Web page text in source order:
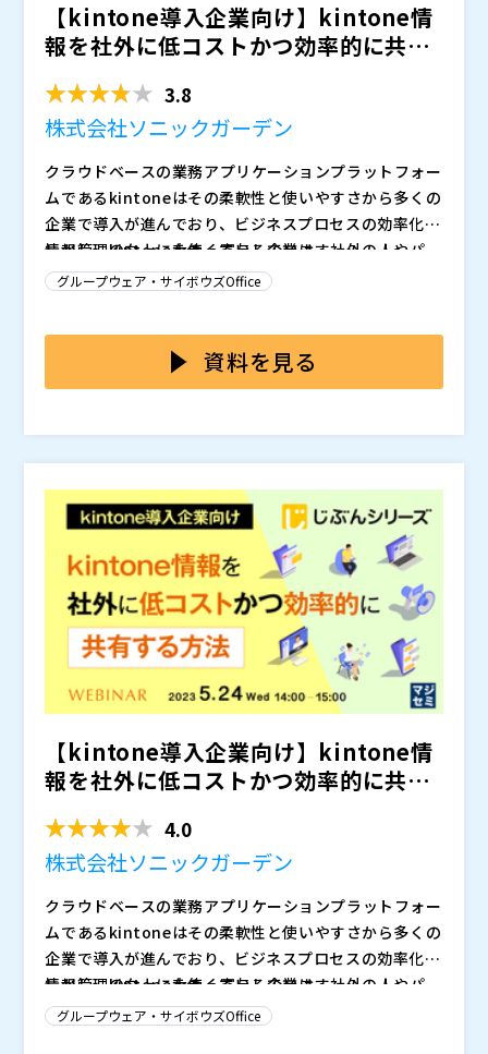
【kintone導入企業向け】kintone情
報を社外に低コストかつ効率的に共有
3.8
株式会社ソニックガーデン
クラウドベースの業務アプリケーションプラットフォー
ムであるkintoneはその柔軟性と使いやすさから多くの
企業で導入が進んでおり、ビジネスプロセスの効率化や
情報管理の向上に大きく寄与しています。
しかし、kintoneを使っている企業は、社外の人やパー
トナーとの情報共有に一定の課題を感じていることも少
ティ上の問題や権限管理の観点から全ての情報を社外に
開示するわけにはいきません。 限定的な情報共有を効
ートナーに限定的なアクセス権限を与えることができま
すが、そのコストは1アカウントにつき1200円と高額で
発行数が増えることでコストが大幅に増大してしまいま
す。
に低コストかつ効率的に共有する方法を解説します。
セキュリティや権限管理をしっかりと維持しながら、ki
ntone内の情報を選択的に共有できるソリューションを
ご紹介予定です。 kintone内の情報を円滑に社外と共
有したいとお考えの方はぜひご参加ください。
株式会社ソニックガーデン（）
株式会社オープンソース活用研究所（） マジセミ株式
グループウェア・サイボウズOffice
資料を見る
【kintone導入企業向け】kintone情
報を社外に低コストかつ効率的に共有
4.0
株式会社ソニックガーデン
クラウドベースの業務アプリケーションプラットフォー
ムであるkintoneはその柔軟性と使いやすさから多くの
企業で導入が進んでおり、ビジネスプロセスの効率化や
情報管理の向上に大きく寄与しています。
しかし、kintoneを使っている企業は、社外の人やパー
トナーとの情報共有に一定の課題を感じていることも少
グループウェア・サイボウズOffice